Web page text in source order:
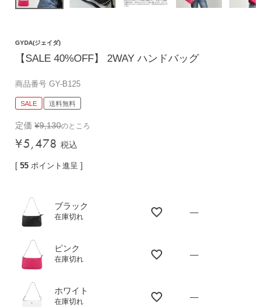
トートバッグ
リュック
バッグその他
コインケース
トラベルウォレット
名刺入れ・カードケース
キーケース
スマホショルダー
GYDA(ジェイダ)
【SALE 40%OFF】 2WAY ハンドバッグ
商品番号 GY-B125
SALE 送料無料
定価 ¥9,130のところ
¥5,478 税込
[ 55 ポイント進呈 ]
ブラック
在庫切れ
—
ピンク
在庫切れ
—
ホワイト
在庫切れ
—